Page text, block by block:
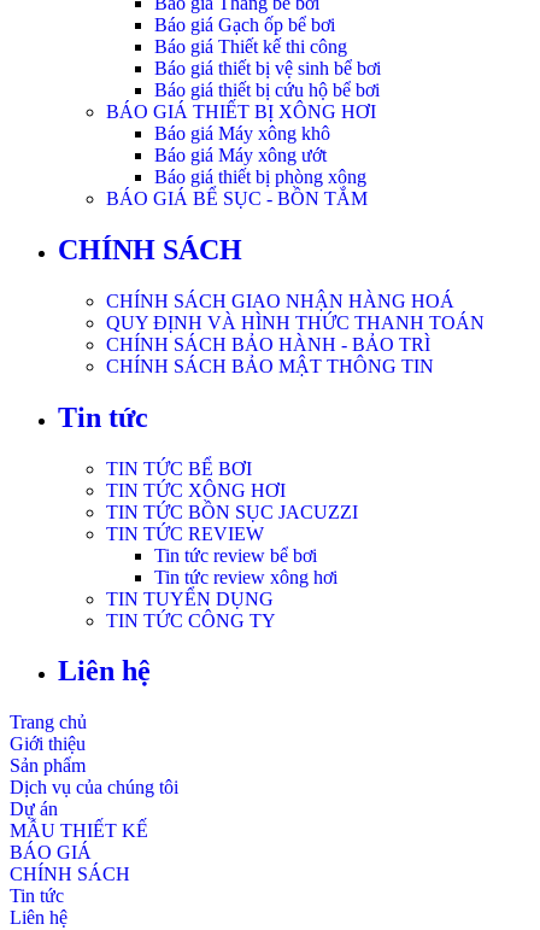
Báo giá Gạch ốp bể bơi
Báo giá Thiết kế thi công
Báo giá thiết bị vệ sinh bể bơi
Báo giá thiết bị cứu hộ bể bơi
BÁO GIÁ THIẾT BỊ XÔNG HƠI
Báo giá Máy xông khô
Báo giá Máy xông ướt
Báo giá thiết bị phòng xông
BÁO GIÁ BỂ SỤC - BỒN TẮM
CHÍNH SÁCH
CHÍNH SÁCH GIAO NHẬN HÀNG HOÁ
QUY ĐỊNH VÀ HÌNH THỨC THANH TOÁN
CHÍNH SÁCH BẢO HÀNH - BẢO TRÌ
CHÍNH SÁCH BẢO MẬT THÔNG TIN
Tin tức
TIN TỨC BỂ BƠI
TIN TỨC XÔNG HƠI
TIN TỨC BỒN SỤC JACUZZI
TIN TỨC REVIEW
Tin tức review bể bơi
Tin tức review xông hơi
TIN TUYỂN DỤNG
TIN TỨC CÔNG TY
Liên hệ
Trang chủ
Giới thiệu
Sản phẩm
Dịch vụ của chúng tôi
Dự án
MẪU THIẾT KẾ
BÁO GIÁ
CHÍNH SÁCH
Tin tức
Liên hệ